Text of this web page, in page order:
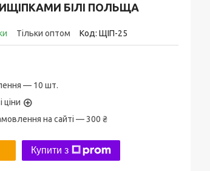
БІЛІ ПОЛЬЩА
Тільки оптом Код: ЩІП-25
— 10 шт.
ціни
на сайті — 300 ₴
Купити з